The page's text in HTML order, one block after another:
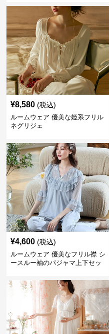
¥8,580 (税込)
ルームウェア 優美な姫系フリル
ネグリジェ
¥4,600 (税込)
ルームウェア 優美なフリル襟 シ
ースルー袖のパジャマ上下セッ